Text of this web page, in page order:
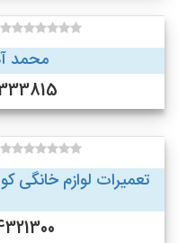
محمد
تعمیرات لوازم خانگی
09124321300